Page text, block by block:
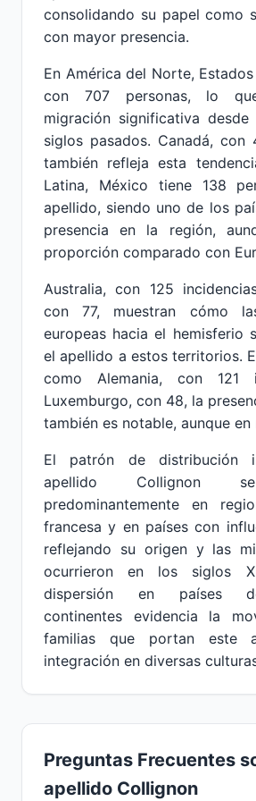
consolidando su papel como
con mayor presencia.
En América del Norte,
con 707 personas, lo
migración significativa
siglos pasados. Canadá, con
también refleja esta
Latina, México tiene 138
apellido, siendo uno de los
presencia en la región,
proporción comparado con
Australia, con 125
con 77, muestran cómo
europeas hacia el hemisferio
el apellido a estos territorios.
como Alemania, con 121
Luxemburgo, con 48, la
también es notable, aunque en
El patrón de distribución
apellido Collignon
predominantemente en
francesa y en países con
reflejando su origen y las
ocurrieron en los siglos
dispersión en países
continentes evidencia la
familias que portan este
integración en diversas
Preguntas Frecuentes
apellido Collignon